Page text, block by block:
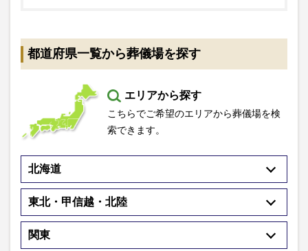
都道府県一覧から葬儀場を探す
エリアから探す
こちらでご希望のエリアから葬儀場を検
索できます。
北海道
東北・甲信越・北陸
関東